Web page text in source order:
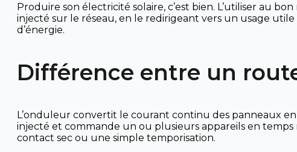
Produire son électricité solaire, c’est bien. L’utiliser au
injecté sur le réseau, en le redirigeant vers un usage
d’énergie.
Différence entre un
L’onduleur convertit le courant continu des panneaux
injecté et commande un ou plusieurs appareils en
contact sec ou une simple temporisation.